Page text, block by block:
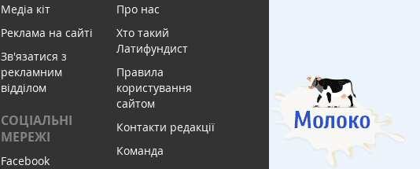
Медіа кіт
Реклама на сайті
Зв'язатися з
рекламним
відділом
СОЦІАЛЬНІ
МЕРЕЖІ
Facebook
Про нас
Хто такий
Латифундист
Правила
користування
сайтом
Контакти редакції
Команда